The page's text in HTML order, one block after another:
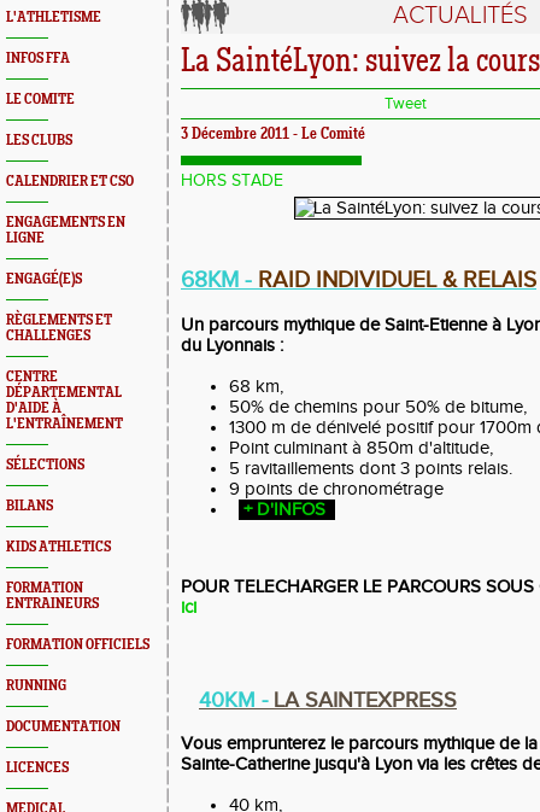
L'ATHLETISME
INFOS FFA
LE COMITE
LES CLUBS
CALENDRIER ET CSO
ENGAGEMENTS EN
LIGNE
ENGAGÉ(E)S
RÈGLEMENTS ET
CHALLENGES
CENTRE
DÉPARTEMENTAL
D'AIDE À
L'ENTRAÎNEMENT
SÉLECTIONS
BILANS
KIDS ATHLETICS
FORMATION
ENTRAINEURS
FORMATION OFFICIELS
RUNNING
DOCUMENTATION
LICENCES
ACTUALITÉS
La SaintéLyon: suivez la
Tweet
3 Décembre 2011 - Le Comité
HORS STADE
68KM - RAID INDIVIDUEL & RELAIS
Un parcours mythique de Saint-Etienne à
du Lyonnais :
68 km,
50% de chemins pour 50% de bitume,
1300 m de dénivelé positif pour 1700m
Point culminant à 850m d'altitude,
5 ravitaillements dont 3 points relais.
9 points de
+ D'INFOS
POUR TELECHARGER LE PARCOURS
ici
40KM - LA SAINTEXPRESS
Vous emprunterez le parcours mythique de
Sainte-Catherine jusqu'à Lyon via les crêtes
40 km,